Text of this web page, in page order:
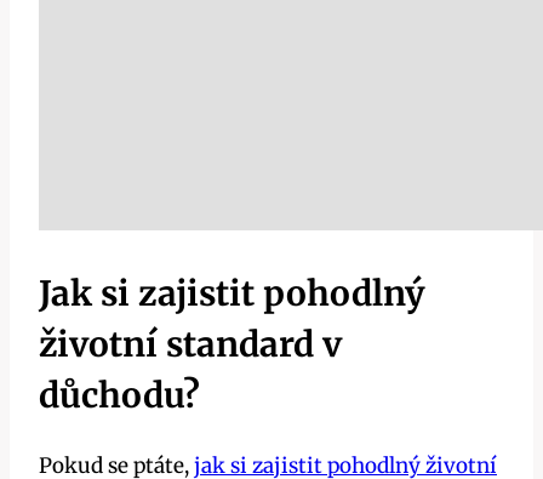
Jak si zajistit pohodlný
životní standard v
důchodu?
Pokud se ptáte,jak si zajistit pohodlný životní